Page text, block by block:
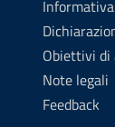
Obiettivi di
Note legali
Feedback